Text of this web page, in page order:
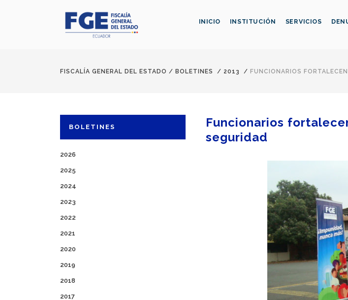
INICIO INSTITUCIÓN SERVICIOS
FISCALÍA GENERAL DEL ESTADO / BOLETINES / 2013 / FUNCIONARIOS
BOLETINES
2026
2025
2024
2023
2022
2021
2020
2019
2018
2017
Funcionarios
seguridad